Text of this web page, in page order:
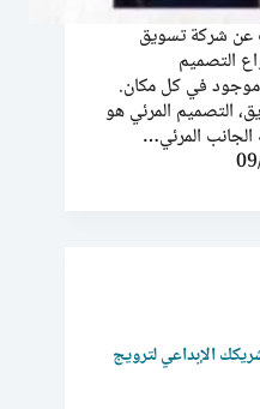
عن شركة تسويق
التصميم
موجود في كل مكان.
التصميم المرئي هو
المرئي…
الإبداعي لترويج